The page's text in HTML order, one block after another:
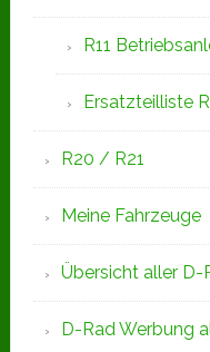
R11
Ersatzteilliste
R20 / R21
Meine Fahrzeuge
Übersicht aller D-
D-Rad Werbung